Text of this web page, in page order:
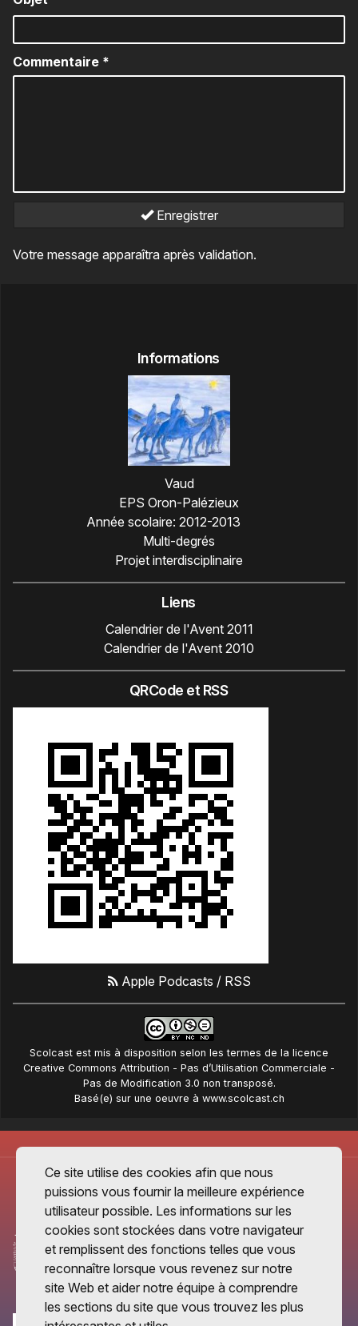
Commentaire *
Enregistrer
Votre message apparaîtra après validation.
Informations
Vaud
EPS Oron-Palézieux
Année scolaire: 2012-2013
Multi-degrés
Projet interdisciplinaire
Liens
Calendrier de l'Avent 2011
Calendrier de l'Avent 2010
QRCode et RSS
Apple Podcasts / RSS
Scolcast est mis à disposition selon les termes de la licence
Creative Commons Attribution - Pas d’Utilisation Commerciale -
Pas de Modification 3.0 non transposé.
Basé(e) sur une oeuvre à www.scolcast.ch
Ce site utilise des cookies afin que nous
puissions vous fournir la meilleure expérience
utilisateur possible. Les informations sur les
cookies sont stockées dans votre navigateur
et remplissent des fonctions telles que vous
reconnaître lorsque vous revenez sur notre
site Web et aider notre équipe à comprendre
les sections du site que vous trouvez les plus